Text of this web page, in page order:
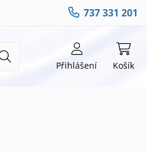
737 331 201
Přihlášení Košík